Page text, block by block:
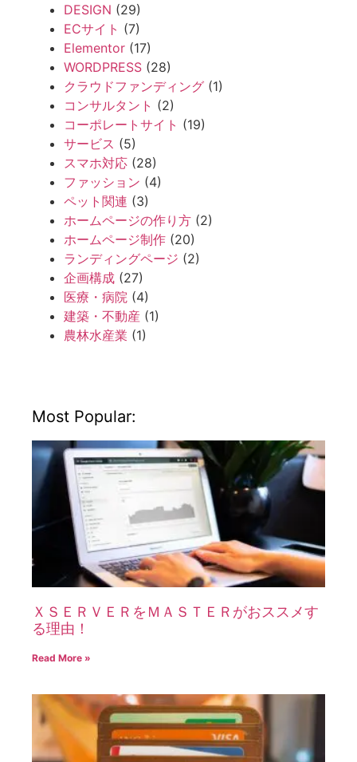
DESIGN (29)
ECサイト (7)
Elementor (17)
WORDPRESS (28)
クラウドファンディング (1)
コンサルタント (2)
コーポレートサイト (19)
サービス (5)
スマホ対応 (28)
ファッション (4)
ペット関連 (3)
ホームページの作り方 (2)
ホームページ制作 (20)
ランディングページ (2)
企画構成 (27)
医療・病院 (4)
建築・不動産 (1)
農林水産業 (1)
Most Popular:
ＸＳＥＲＶＥＲをＭＡＳＴＥＲがおススメす
る理由！
Read More »